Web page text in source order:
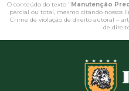
O conteúdo do texto " Manutenção
parcial ou total, mesmo citando nossos
Crime de violação de direito autoral –
de